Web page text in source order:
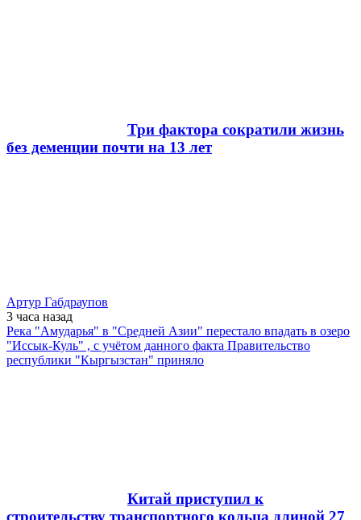
Три фактора сократили жизнь
без деменции почти на 13 лет
Артур Габдраупов
3 часа назад
Река "Амударья" в "Средней Азии" перестало впадать в озеро
"Иссык-Куль" , с учётом данного факта Правительство
республики "Кыргызстан" приняло
Китай приступил к
строительству транспортного кольца длиной 27